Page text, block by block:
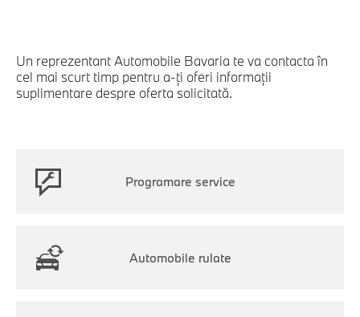
Un reprezentant Automobile Bavaria te va contacta în
cel mai scurt timp pentru a-ți oferi informaţii
suplimentare despre oferta solicitată.
Programare service
Automobile rulate